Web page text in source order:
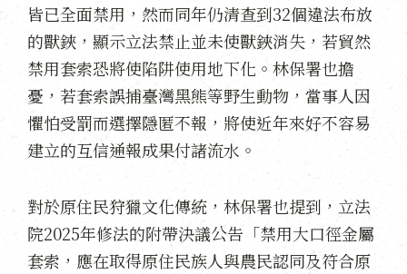
皆已全面禁用，然而同年仍清查到32個違法布放
的獸鋏，顯示立法禁止並未使獸鋏消失，若貿然
禁用套索恐將使陷阱使用地下化。林保署也擔
憂，若套索誤捕臺灣黑熊等野生動物，當事人因
懼怕受罰而選擇隱匿不報，將使近年來好不容易
建立的互信通報成果付諸流水。
對於原住民狩獵文化傳統，林保署也提到，立法
院2025年修法的附帶決議公告「禁用大口徑金屬
套索，應在取得原住民族人與農民認同及符合原